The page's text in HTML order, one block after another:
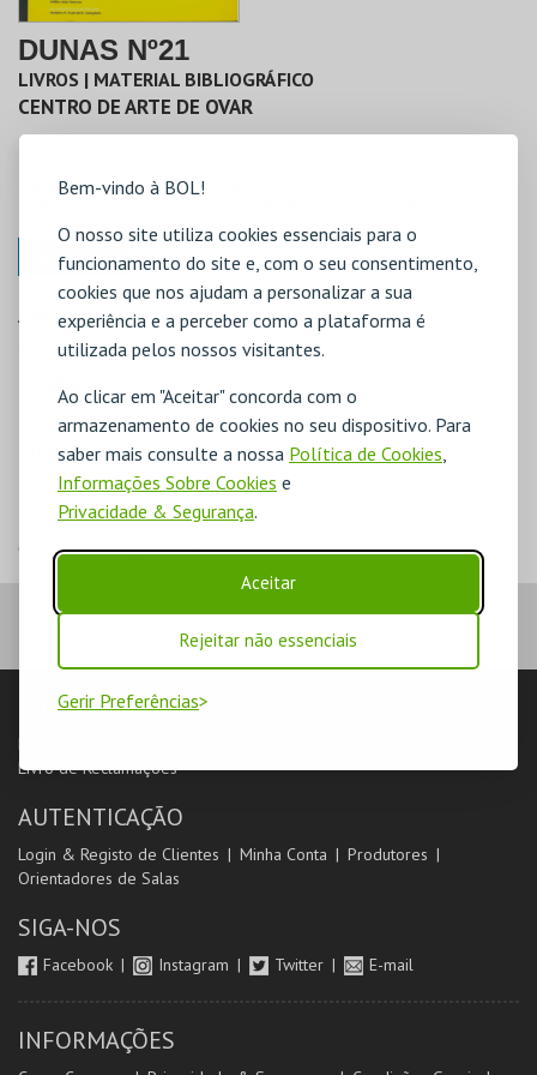
Bem-vindo à BOL!
O nosso site utiliza cookies essenciais para o
funcionamento do site e, com o seu consentimento,
cookies que nos ajudam a personalizar a sua
experiência e a perceber como a plataforma é
utilizada pelos nossos visitantes.
Ao clicar em "Aceitar" concorda com o
armazenamento de cookies no seu dispositivo. Para
saber mais consulte a nossa Política de Cookies,
Informações Sobre Cookies e
Privacidade & Segurança.
Aceitar
Rejeitar não essenciais
Gerir Preferências
DUNAS Nº21
LIVROS | MATERIAL BIBLIOGRÁFICO
CENTRO DE ARTE DE OVAR
PREÇO
STOCK
COMPRAR
ANO EDIÇÃO/ REIMPRESSÃO
2021
IDIOMA
Português
EDITOR
Câmara Municipal de Ovar
LOJA
Pesquisar
Livro de Reclamações
AUTENTICAÇÃO
Login & Registo de Clientes Minha Conta
Produtores
Orientadores de Salas
SIGA-NOS
Facebook Instagram Twitter E-mail
INFORMAÇÕES